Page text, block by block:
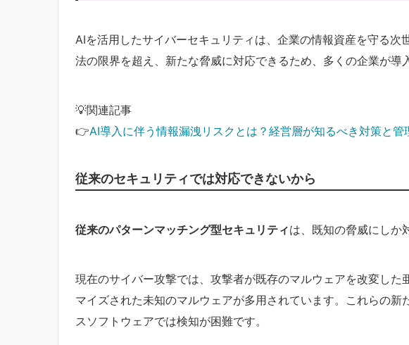
AIを活用したサイバーセキュリティは、企業の情報資産を守る次
法の限界を超え、新たな脅威に対応できるため、多くの企業が導
💡関連記事
👉AI導入に伴う情報漏洩リスクとは？経営層が知るべき対策と管
従来のセキュリティでは対応できないから
従来のパターンマッチング型セキュリティは、既知の脅威にしか
現在のサイバー攻撃では、攻撃者が既存のマルウェアを改変した
マイズされた未知のマルウェアが多用されています。これらの新
スソフトウェアでは検知が困難です。